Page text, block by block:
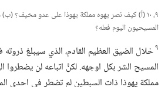
٩،‏ ١٠ (‏أ)‏ كيف نصر يهوه مملكة يهوذا على عدو مخيف؟‏
المسيحيون اليوم فعله؟‏
٩خلال الضيق العظيم القادم،‏ الذي سيبلغ
المسيح الشر بكل اوجهه.‏ لكنَّ اتباعه لن يضطروا
مملكة يهوذا ذات السبطين لم تضطر في احدى